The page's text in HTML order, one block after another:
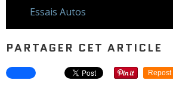
Essais Autos
PARTAGER CET ARTICLE
Repost